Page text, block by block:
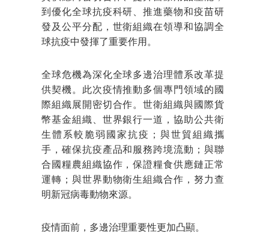
到優化全球抗疫科研、推進藥物和疫苗研
發及公平分配，世衛組織在領導和協調全
球抗疫中發揮了重要作用。
全球危機為深化全球多邊治理體系改革提
供契機。此次疫情推動多個專門領域的國
際組織展開密切合作。世衛組織與國際貨
幣基金組織、世界銀行一道，協助公共衛
生體系較脆弱國家抗疫；與世貿組織攜
手，確保抗疫產品和服務跨境流動；與聯
合國糧農組織協作，保證糧食供應鏈正常
運轉；與世界動物衛生組織合作，努力查
明新冠病毒動物來源。
疫情面前，多邊治理重要性更加凸顯。